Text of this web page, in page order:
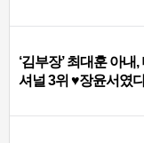
‘김부장’ 최대훈 아
셔널 3위 ♥장윤서였